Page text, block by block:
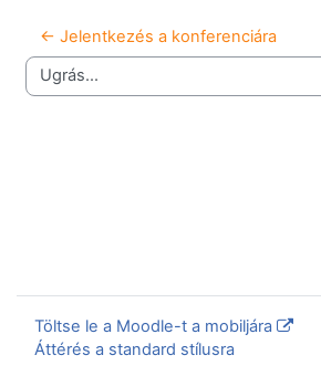
← Jelentkezés a konferenciára
Ugrás...
Töltse le a Moodle-t a mobiljára
Áttérés a standard stílusra